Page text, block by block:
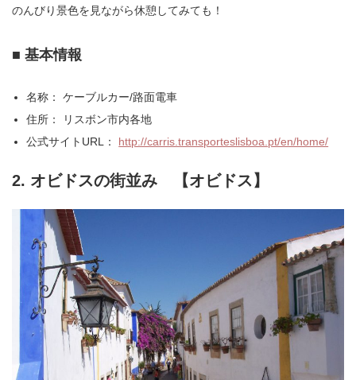
のんびり景色を見ながら休憩してみても！
■ 基本情報
名称： ケーブルカー/路面電車
住所： リスボン市内各地
公式サイトURL： http://carris.transporteslisboa.pt/en/home/
2. オビドスの街並み 【オビドス】